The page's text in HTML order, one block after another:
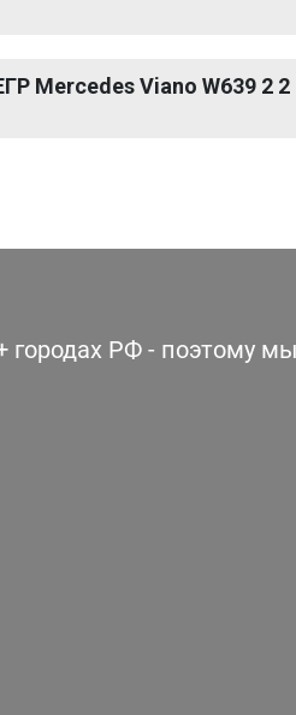
Mercedes Viano W639 2 2
городах РФ - поэтому мы